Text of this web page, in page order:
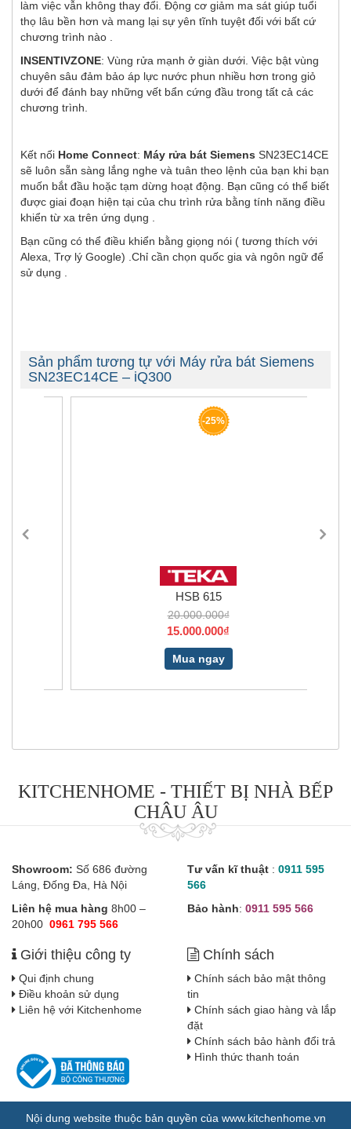
làm việc vẫn không thay đổi. Động cơ giảm ma sát giúp tuổi
thọ lâu bền hơn và mang lại sự yên tĩnh tuyệt đối với bất cứ
chương trình nào .
INSENTIVZONE: Vùng rửa mạnh ở giàn dưới. Việc bật vùng
chuyên sâu đảm bảo áp lực nước phun nhiều hơn trong giỏ
dưới để đánh bay những vết bẩn cứng đầu trong tất cả các
chương trình.
Kết nối Home Connect: Máy rửa bát Siemens SN23EC14CE
sẽ luôn sẵn sàng lắng nghe và tuân theo lệnh của bạn khi bạn
muốn bắt đầu hoặc tạm dừng hoạt động. Bạn cũng có thể biết
được giai đoạn hiện tại của chu trình rửa bằng tính năng điều
khiển từ xa trên ứng dụng .
Bạn cũng có thể điều khiển bằng giọng nói ( tương thích với
Alexa, Trợ lý Google) .Chỉ cần chọn quốc gia và ngôn ngữ để
sử dụng .
Sản phẩm tương tự với Máy rửa bát Siemens
SN23EC14CE – iQ300
HSB 615
20.000.000₫
15.000.000₫
Mua ngay
KITCHENHOME - THIẾT BỊ NHÀ BẾP
CHÂU ÂU
Showroom: Số 686 đường
Láng, Đống Đa, Hà Nội
Liên hệ mua hàng 8h00 –
20h00 0961 795 566
Tư vấn kĩ thuật : 0911 595
566
Bảo hành: 0911 595 566
Giới thiệu công ty
Qui định chung
Điều khoản sử dụng
Liên hệ với Kitchenhome
Chính sách
Chính sách bảo mật thông
tin
Chính sách giao hàng và lắp
đặt
Chính sách bảo hành đổi trả
Hình thức thanh toán
Nội dung website thuộc bản quyền của www.kitchenhome.vn